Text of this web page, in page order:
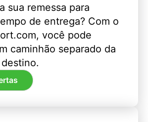
sua remessa para
de entrega? Com o
você pode
caminhão separado da